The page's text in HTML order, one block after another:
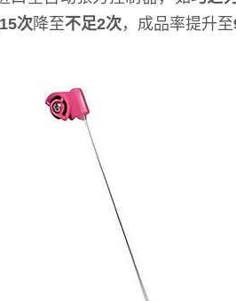
次降至不足2次，成品率提升至